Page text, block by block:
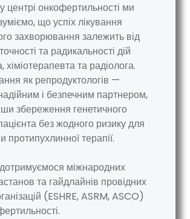
центрі онкофертильності ми
що успіх лікування
захворювання залежить від
та радикальності дій
хіміотерапевта та радіолога.
як репродуктологів —
і безпечним партнером,
збереження генетичного
без жодного ризику для
протипухлинної терапії.
міжнародних
та гайдлайнів провідних
(ESHRE, ASRM, ASCO)